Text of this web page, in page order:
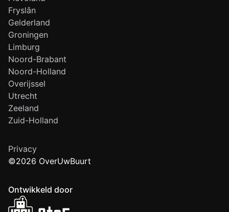
Fryslân
Gelderland
Groningen
Limburg
Noord-Brabant
Noord-Holland
Overijssel
Utrecht
Zeeland
Zuid-Holland
Privacy
©2026 OverUwBuurt
Ontwikkeld door